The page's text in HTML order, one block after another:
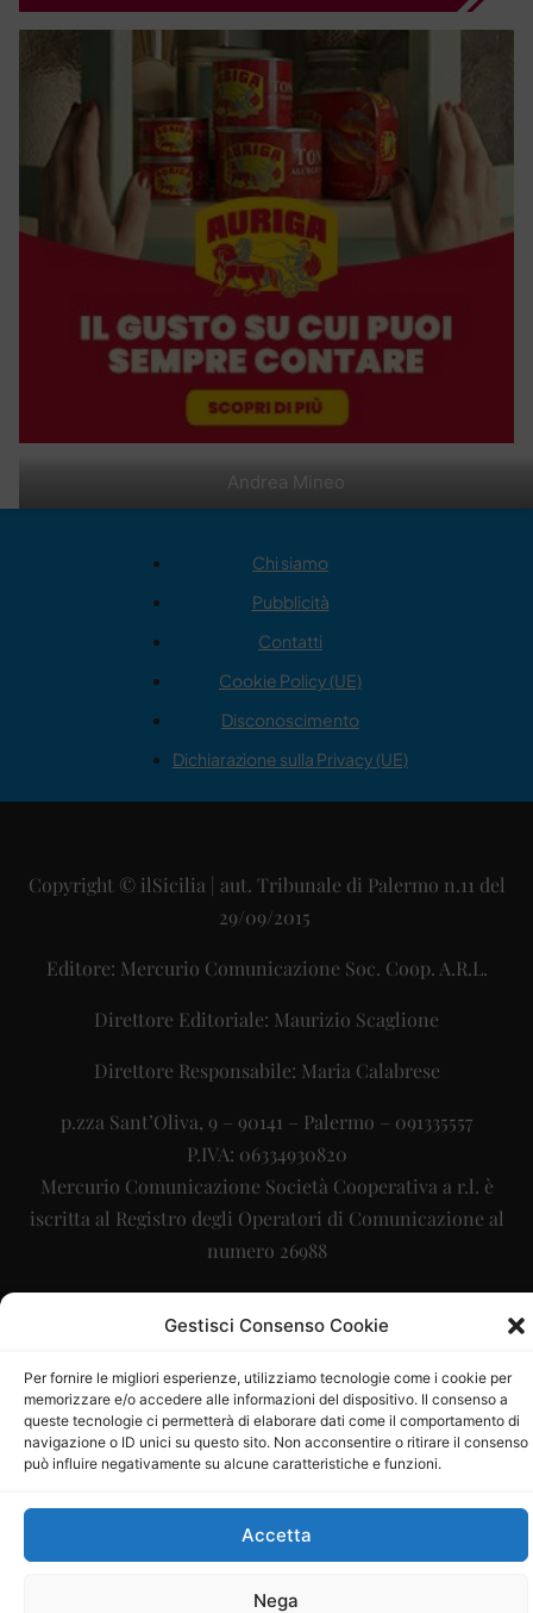
Gestisci Consenso Cookie
Per fornire le migliori esperienze, utilizziamo tecnologie come i cookie per
memorizzare e/o accedere alle informazioni del dispositivo. Il consenso a
queste tecnologie ci permetterà di elaborare dati come il comportamento di
navigazione o ID unici su questo sito. Non acconsentire o ritirare il consenso
può influire negativamente su alcune caratteristiche e funzioni.
Accetta
Nega
Andrea Mineo
Chi siamo
Pubblicità
Contatti
Cookie Policy (UE)
Disconoscimento
Dichiarazione sulla Privacy (UE)
Copyright © ilSicilia | aut. Tribunale di Palermo n.11 del
29/09/2015
Editore: Mercurio Comunicazione Soc. Coop. A.R.L.
Direttore Editoriale: Maurizio Scaglione
Direttore Responsabile: Maria Calabrese
p.zza Sant’Oliva, 9 – 90141 – Palermo – 091335557
P.IVA: 06334930820
Mercurio Comunicazione Società Cooperativa a r.l. è
iscritta al Registro degli Operatori di Comunicazione al
numero 26988